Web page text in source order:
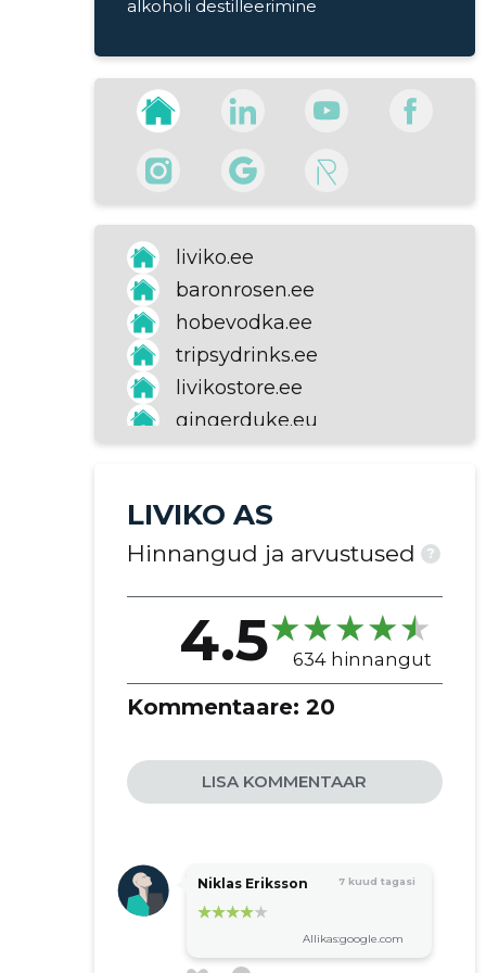
Tallinn, Kesklinn, Lootsi 8
+372 660 5986
Lahtiolekuajad:
Suletud
Avatakse kell 10
alkoholi destilleerimine
liviko.ee
baronrosen.ee
hobevodka.ee
tripsydrinks.ee
livikostore.ee
gingerduke.eu
liviko.eu/et
LIVIKO AS
Hinnangud ja arvustused ?
4.5 634 hinnangut
Kommentaare: 20
LISA KOMMENTAAR
Niklas Eriksson 7 kuud tagasi
Allikas:google.com